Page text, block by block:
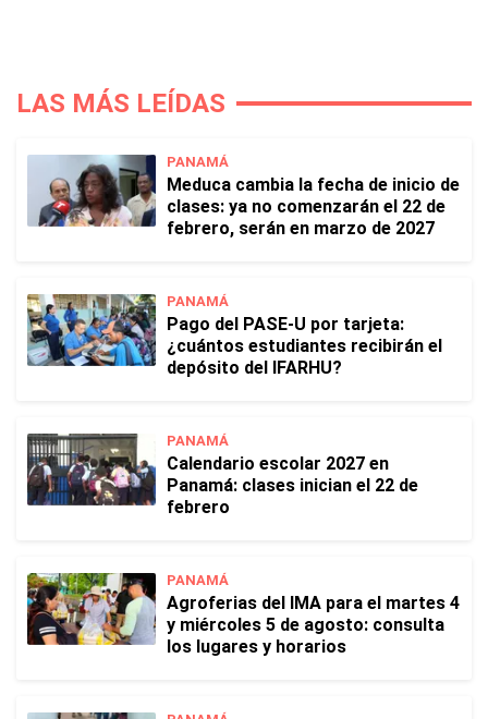
LAS MÁS LEÍDAS
PANAMÁ
Meduca cambia la fecha de inicio de
clases: ya no comenzarán el 22 de
febrero, serán en marzo de 2027
PANAMÁ
Pago del PASE-U por tarjeta:
¿cuántos estudiantes recibirán el
depósito del IFARHU?
PANAMÁ
Calendario escolar 2027 en
Panamá: clases inician el 22 de
febrero
PANAMÁ
Agroferias del IMA para el martes 4
y miércoles 5 de agosto: consulta
los lugares y horarios